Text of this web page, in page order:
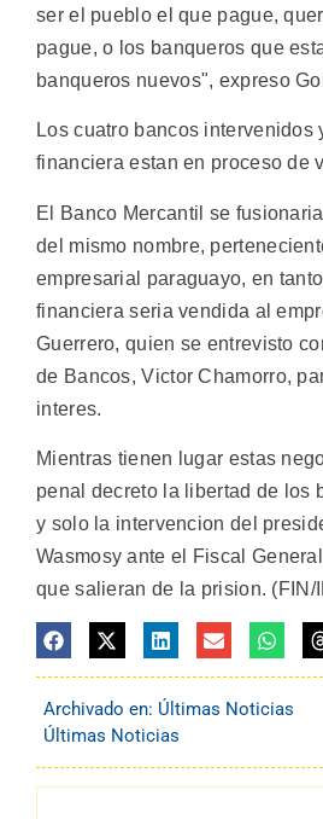
ser el pueblo el que pague,
pague, o los banqueros que
banqueros nuevos", expreso
Los cuatro bancos intervenidos
financiera estan en proceso de
El Banco Mercantil se
del mismo nombre,
empresarial paraguayo, en
financiera seria vendida al
Guerrero, quien se entrevisto
de Bancos, Victor Chamorro,
interes.
Mientras tienen lugar estas
penal decreto la libertad de los
y solo la intervencion del
Wasmosy ante el Fiscal
que salieran de la prision. (FIN/
Archivado en: Últimas Noticias
Últimas Noticias